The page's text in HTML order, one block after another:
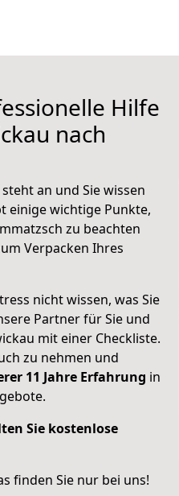
Hilfe
nach
an und Sie wissen
einige wichtige Punkte,
zu beachten
Verpacken Ihres
nicht wissen, was Sie
Partner für Sie und
mit einer Checkliste.
zu nehmen und
11 Jahre Erfahrung in
Sie kostenlose
finden Sie nur bei uns!